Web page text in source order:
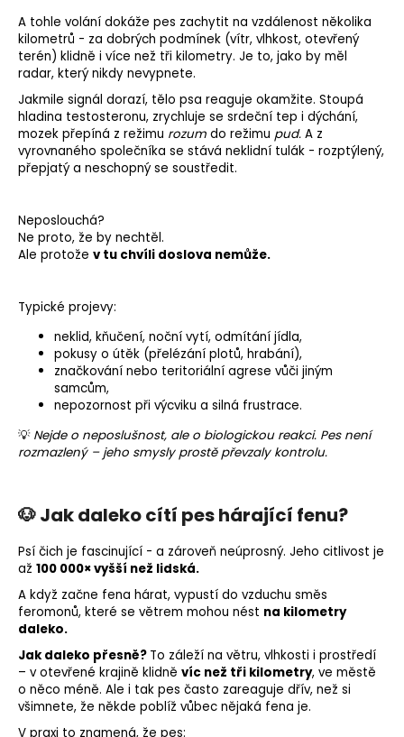
A tohle volání dokáže pes zachytit na vzdálenost několika
kilometrů - za dobrých podmínek (vítr, vlhkost, otevřený
terén) klidně i více než tři kilometry. Je to, jako by měl
radar, který nikdy nevypnete.
Jakmile signál dorazí, tělo psa reaguje okamžite. Stoupá
hladina testosteronu, zrychluje se srdeční tep i dýchání,
mozek přepíná z režimu rozum do režimu pud. A z
vyrovnaného společníka se stává neklidní tulák - rozptýlený,
přepjatý a neschopný se soustředit.
Neposlouchá?
Ne proto, že by nechtěl.
Ale protože v tu chvíli doslova nemůže.
Typické projevy:
neklid, kňučení, noční vytí, odmítání jídla,
pokusy o útěk (přelézání plotů, hrabání),
značkování nebo teritoriální agrese vůči jiným
samcům,
nepozornost při výcviku a silná frustrace.
💡 Nejde o neposlušnost, ale o biologickou reakci. Pes není
rozmazlený – jeho smysly prostě převzaly kontrolu.
🐶 Jak daleko cítí pes hárající fenu?
Psí čich je fascinující - a zároveň neúprosný. Jeho citlivost je
až 100 000× vyšší než lidská.
A když začne fena hárat, vypustí do vzduchu směs
feromonů, které se větrem mohou nést na kilometry
daleko.
Jak daleko přesně? To záleží na větru, vlhkosti i prostředí
– v otevřené krajině klidně víc než tři kilometry, ve městě
o něco méně. Ale i tak pes často zareaguje dřív, než si
všimnete, že někde poblíž vůbec nějaká fena je.
V praxi to znamená, že pes: